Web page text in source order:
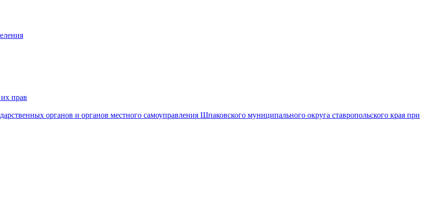
прав
органов и органов местного самоуправления Шпаковского муниципального округа ставропольского края при